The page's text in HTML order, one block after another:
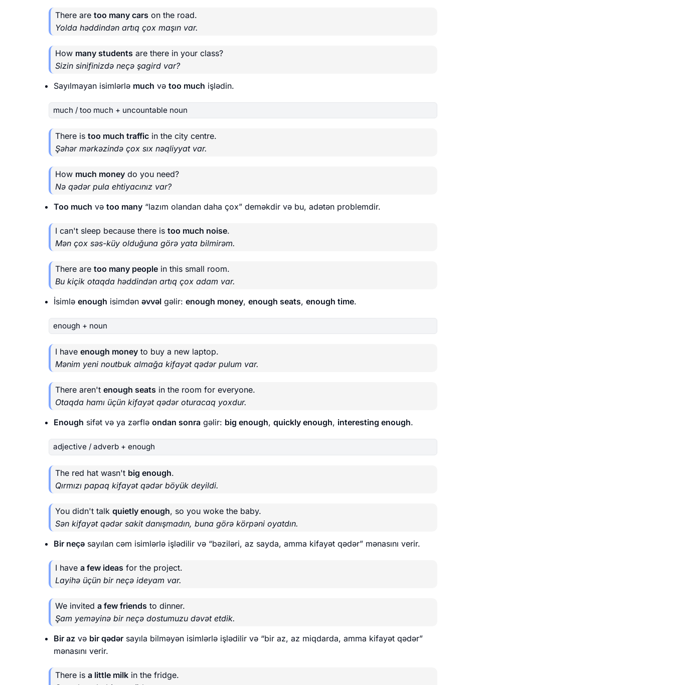
There are too many cars on the road.
Yolda həddindən artıq çox maşın var.
How many students are there in your class?
Sizin sinifinizdə neçə şagird var?
Sayılmayan isimlərlə much və too much işlədin.
much / too much + uncountable noun
There is too much traffic in the city centre.
Şəhər mərkəzində çox sıx nəqliyyat var.
How much money do you need?
Nə qədər pula ehtiyacınız var?
Too much və too many “lazım olandan daha çox” deməkdir və bu, adətən problemdir.
I can't sleep because there is too much noise.
Mən çox səs-küy olduğuna görə yata bilmirəm.
There are too many people in this small room.
Bu kiçik otaqda həddindən artıq çox adam var.
İsimlə enough isimdən əvvəl gəlir: enough money, enough seats, enough time.
enough + noun
I have enough money to buy a new laptop.
Mənim yeni noutbuk almağa kifayət qədər pulum var.
There aren't enough seats in the room for everyone.
Otaqda hamı üçün kifayət qədər oturacaq yoxdur.
Enough sifət və ya zərflə ondan sonra gəlir: big enough, quickly enough, interesting enough.
adjective / adverb + enough
The red hat wasn't big enough.
Qırmızı papaq kifayət qədər böyük deyildi.
You didn't talk quietly enough, so you woke the baby.
Sən kifayət qədər sakit danışmadın, buna görə körpəni oyatdın.
Bir neçə sayılan cəm isimlərlə işlədilir və “bəziləri, az sayda, amma kifayət qədər” mənasını verir.
I have a few ideas for the project.
Layihə üçün bir neçə ideyam var.
We invited a few friends to dinner.
Şam yeməyinə bir neçə dostumuzu dəvət etdik.
Bir az və bir qədər sayıla bilməyən isimlərlə işlədilir və “bir az, az miqdarda, amma kifayət qədər”
mənasını verir.
There is a little milk in the fridge.